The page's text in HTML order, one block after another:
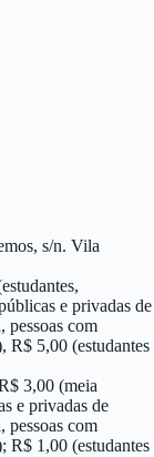
s/n. Vila
e privadas de
pessoas com
R$ 5,00 (estudantes
3,00 (meia
e privadas de
pessoas com
R$ 1,00 (estudantes